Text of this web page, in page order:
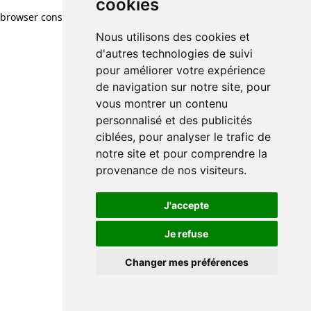
cookies
Nous utilisons des cookies et
d'autres technologies de suivi
pour améliorer votre expérience
de navigation sur notre site, pour
vous montrer un contenu
personnalisé et des publicités
ciblées, pour analyser le trafic de
notre site et pour comprendre la
provenance de nos visiteurs.
J'accepte
Je refuse
Changer mes préférences
browser console for more information)